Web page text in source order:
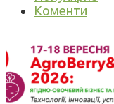
Коменти